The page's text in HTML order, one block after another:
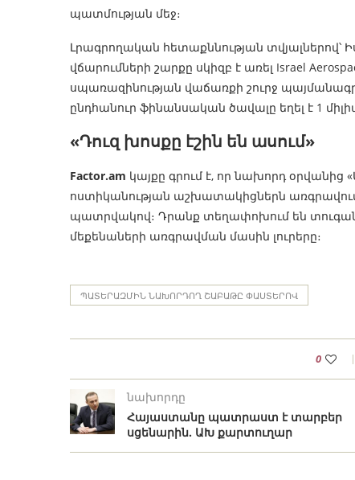
պատմության մեջ։
Լրագրողական հետաքննության տվյալներով՝
վճարումների շարքը սկիզբ է առել Israel
սպառազինության վաճառքի շուրջ
ընդհանուր ֆինանսական ծավալը եղել է 1
«Դուզ խոսքը էշին են ասում»
Factor.am կայքը գրում է, որ նախորդ
ոստիկանության աշխատակիցներն
պատրվակով։ Դրանք տեղափոխում են
մեքենաների առգրավման մասին լուրերը։
ՊԱՏԵՐԱԶՄԻՆ ՆԱԽՈՐԴՈՂ ՇԱԲԱԹԸ ՓԱՍՏԵՐՈՎ
0
նախորդը
Հայաստանը պատրաստ է տարբեր
սցենարին. ԱԽ քարտուղար